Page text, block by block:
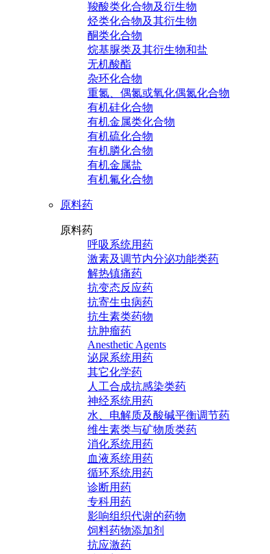
羧酸类化合物及衍生物
烃类化合物及其衍生物
酮类化合物
烷基脲类及其衍生物和盐
无机酸酯
杂环化合物
重氮、偶氮或氧化偶氮化合物
有机硅化合物
有机金属类化合物
有机硫化合物
有机膦化合物
有机金属盐
有机氟化合物
原料药
原料药
呼吸系统用药
激素及调节内分泌功能类药
解热镇痛药
抗变态反应药
抗寄生虫病药
抗生素类药物
抗肿瘤药
Anesthetic Agents
泌尿系统用药
其它化学药
人工合成抗感染类药
神经系统用药
水、电解质及酸碱平衡调节药
维生素类与矿物质类药
消化系统用药
血液系统用药
循环系统用药
诊断用药
专科用药
影响组织代谢的药物
饲料药物添加剂
抗应激药